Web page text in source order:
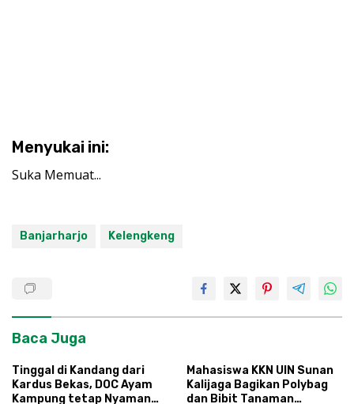
Menyukai ini:
Suka Memuat...
Banjarharjo Kelengkeng
Baca Juga
Tinggal di Kandang dari
Kardus Bekas, DOC Ayam
Kampung tetap Nyaman
Mahasiswa KKN UIN Sunan
Kalijaga Bagikan Polybag
dan Bibit Tanaman